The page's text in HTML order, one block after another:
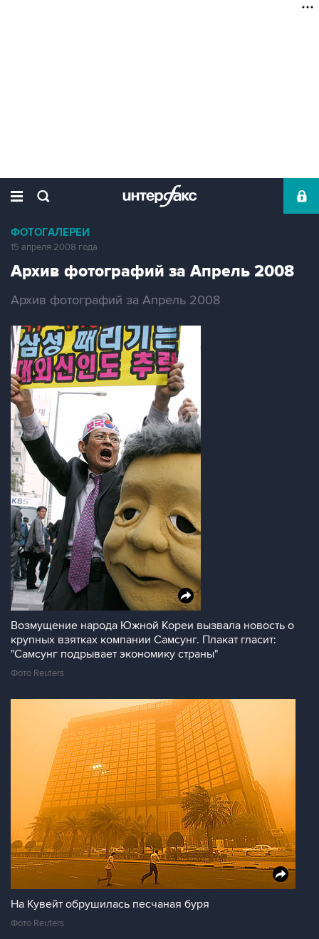
ФОТОГАЛЕРЕИ
15 апреля 2008 года
Архив фотографий за Апрель 2008
Архив фотографий за Апрель 2008
Возмущение народа Южной Кореи вызвала новость о
крупных взятках компании Самсунг. Плакат гласит:
"Самсунг подрывает экономику страны"
Фото Reuters
На Кувейт обрушилась песчаная буря
Фото Reuters